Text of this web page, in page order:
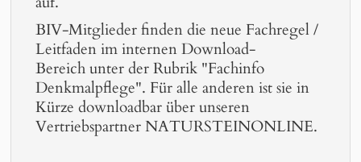
BIV-Mitglieder finden die neue Fachregel /
Leitfaden iminternen Download-
Bereichunter der Rubrik "Fachinfo
Denkmalpflege". Für alle anderen ist sie in
Kürze downloadbar über unseren
VertriebspartnerNATURSTEINONLINE.